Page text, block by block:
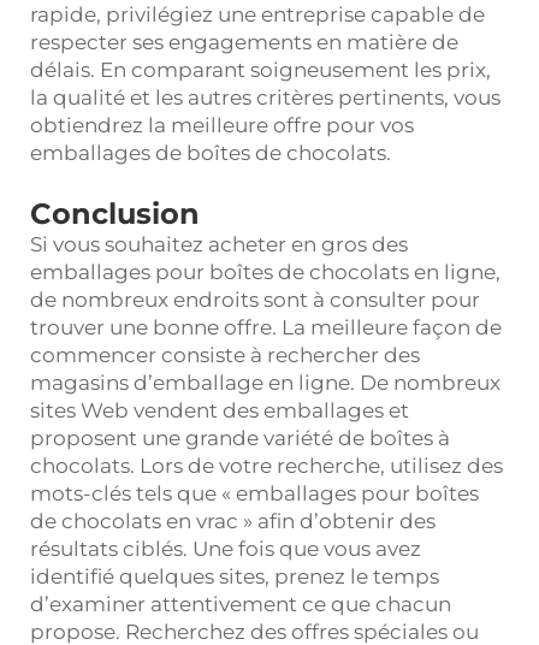
rapide, privilégiez une entreprise capable de
respecter ses engagements en matière de
délais. En comparant soigneusement les prix,
la qualité et les autres critères pertinents, vous
obtiendrez la meilleure offre pour vos
emballages de boîtes de chocolats.
Conclusion
Si vous souhaitez acheter en gros des
emballages pour boîtes de chocolats en ligne,
de nombreux endroits sont à consulter pour
trouver une bonne offre. La meilleure façon de
commencer consiste à rechercher des
magasins d’emballage en ligne. De nombreux
sites Web vendent des emballages et
proposent une grande variété de boîtes à
chocolats. Lors de votre recherche, utilisez des
mots-clés tels que « emballages pour boîtes
de chocolats en vrac » afin d’obtenir des
résultats ciblés. Une fois que vous avez
identifié quelques sites, prenez le temps
d’examiner attentivement ce que chacun
propose. Recherchez des offres spéciales ou